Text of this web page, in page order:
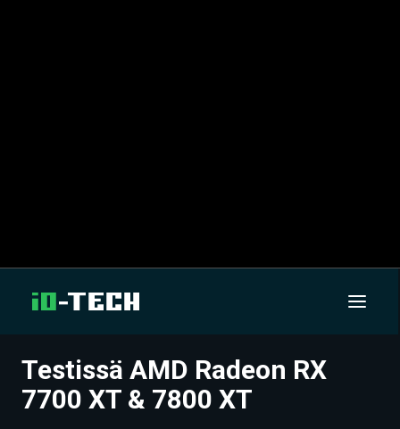
UUTISET
Testissä AMD Radeon RX
7700 XT & 7800 XT